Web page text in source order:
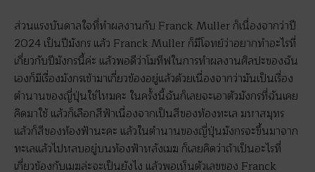
ส่วนแรงบันดาลใจที่ทำผลงานกับ Franck Muller ก็เนื่องจากว่าปี
2024 เป็นปีมังกร แล้ว Franck Muller ก็มีโจทย์ว่าอยากทำอะไรที่
เกี่ยวกับปีมังกรนี้ค่ะ แล้วพอดีว่าโมทีฟในการทำผลงานศิลปะของฉัน
เองก็มีเรื่องมังกรเข้ามาเกี่ยวข้องอยู่แล้วด้วยเนื่องจากว่ามันเป็นเรื่อง
ตำนานของญี่ปุ่นใช่ไหมคะ ในครั้งนี้ฉันก็เลยจะเอาตัวมังกรที่ฉันเคย
คิดมาใช้ แล้วก็เลือกสีฟ้าเนื่องจากเป็นสีของท้องทะเล มหาสมุทร
แล้วก็สีของท้องฟ้านะคะ แล้วในตำนานของญี่ปุ่นมังกรจะขึ้นมาจาก
ทะเลแล้วไปหลบอยู่บนท้องฟ้าหลังเมฆ ก็เลยคิดว่าถ้าเป็นอะไรที่
เกี่ยวข้องกับเมฆล่ะจะเป็นยังไง แล้วพอเห็นตัวเลขของ Franck